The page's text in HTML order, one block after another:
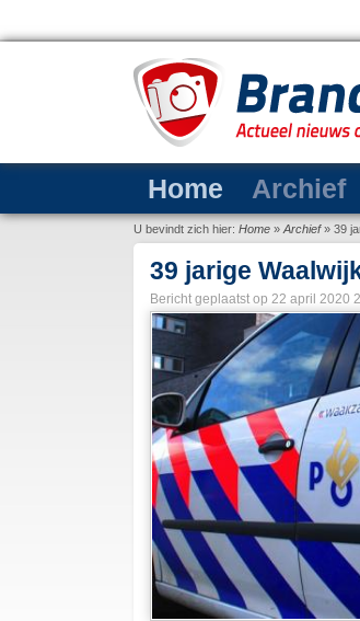
Home Archief
U bevindt zich hier: Home » Archief» 39
39 jarige
Bericht geplaatst op 22 april 2020